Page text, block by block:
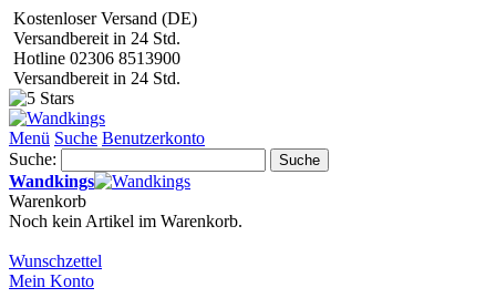
Kostenloser Versand (DE)
Versandbereit in 24 Std.
Hotline 02306 8513900
Versandbereit in 24 Std.
Menü Suche Benutzerkonto
Suche:
Suche
Wandkings
Warenkorb
Noch kein Artikel im Warenkorb.
Wunschzettel
Mein Konto